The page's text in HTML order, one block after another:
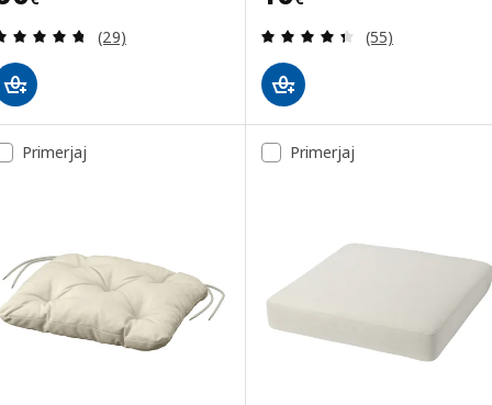
Pregled: 4.7 iz 5 zvezde. Skupno število
(29) Pregled: 4.4 iz
(55)
Primerjaj Primerjaj